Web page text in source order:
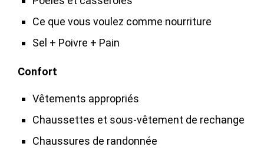
Ce que vous voulez comme nourriture
Sel + Poivre + Pain
Confort
Vêtements appropriés
Chaussettes et sous-vêtement de rechange
Chaussures de randonnée